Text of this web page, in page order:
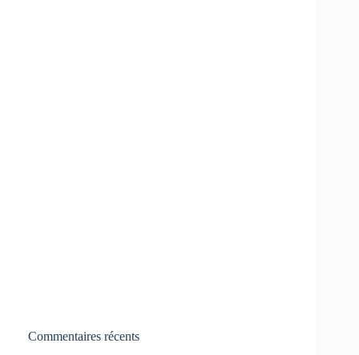
Commentaires récents